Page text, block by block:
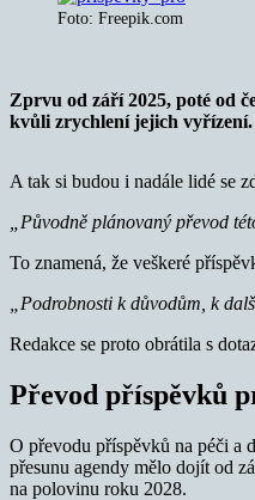
Foto: Freepik.com
Zprvu od září 2025, poté od
kvůli zrychlení jejich vyřízení.
A tak si budou i nadále lidé se
„Původně plánovaný převod
To znamená, že veškeré
„Podrobnosti k důvodům, k
Redakce se proto obrátila s
Převod příspěvků
O převodu příspěvků na péči a
přesunu agendy mělo dojít od
na polovinu roku 2028.